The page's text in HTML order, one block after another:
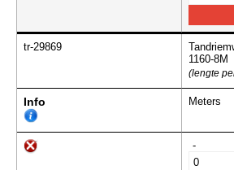
tr-29869
1160-8M
(lengte
Info Meters
-